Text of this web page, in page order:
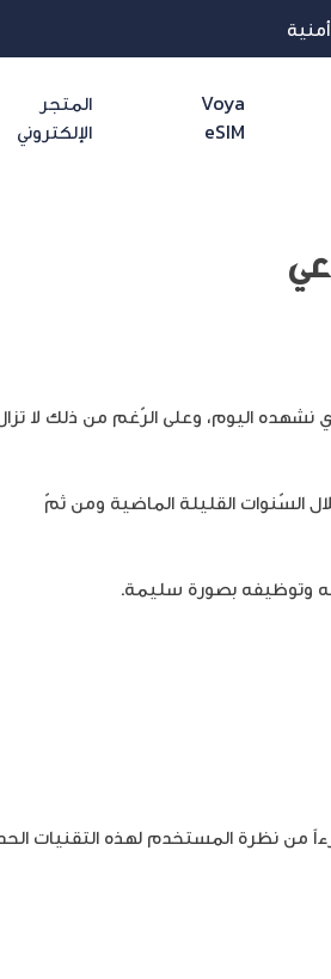
Voya
eSIM
المتجر
الإلكتروني
السّنوات القليلة الماضية ومن ثمّ
وتوظيفه بصورة سليمة.
من نظرة المستخدم لهذه التقنيات